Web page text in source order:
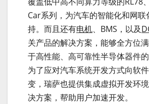
Car系列，为汽车的智能化和网联
持。而且还有电机、BMS，以及
关产品的解决方案，能够全方位
于高性能、高可靠性半导体器件
为了应对汽车系统开发方式向软
变，瑞萨也提供集成虚拟开发环
决方案，帮助用户加速开发。